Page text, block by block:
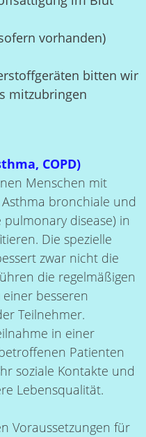
vorhanden)
bitten wir
mitzubringen
COPD)
Menschen mit
bronchiale und
disease) in
Die spezielle
zwar nicht die
die regelmäßigen
besseren
Teilnehmer.
in einer
Patienten
soziale Kontakte und
Lebensqualität.
Voraussetzungen für